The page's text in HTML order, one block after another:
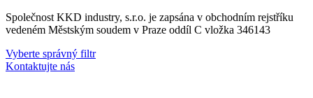
Společnost KKD industry, s.r.o. je zapsána v obchodním rejstříku
vedeném Městským soudem v Praze oddíl C vložka 346143
Vyberte správný filtr
Kontaktujte nás